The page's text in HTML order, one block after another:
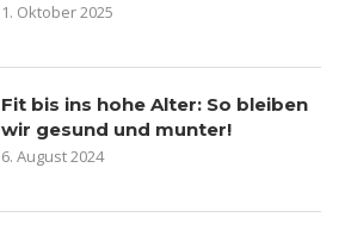
1. Oktober 2025
Fit bis ins hohe Alter: So bleiben
wir gesund und munter!
6. August 2024